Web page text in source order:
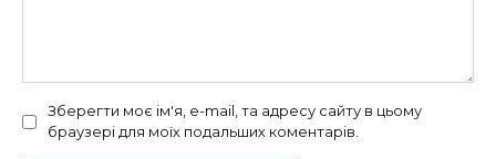
Зберегти моє ім'я, e-mail, та адресу сайту в цьому
браузері для моїх подальших коментарів.